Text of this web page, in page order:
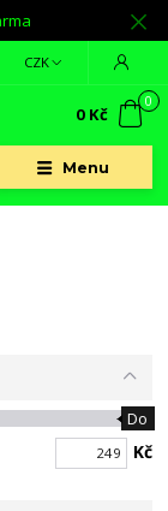
Menu
CZK
0
0 Kč
Do
Kč